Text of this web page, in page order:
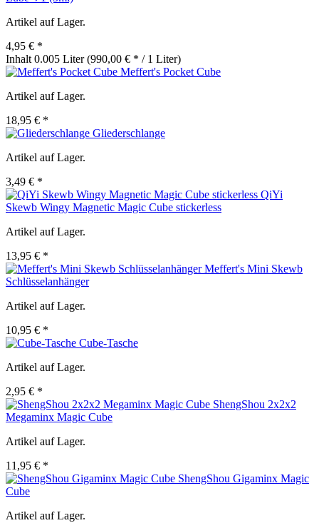
Artikel auf Lager.
4,95 € *
Inhalt 0.005 Liter(990,00 € * / 1 Liter)
Meffert's Pocket Cube
Artikel auf Lager.
18,95 € *
Gliederschlange
Artikel auf Lager.
3,49 € *
QiYi
Skewb Wingy Magnetic Magic Cube stickerless
Artikel auf Lager.
13,95 € *
Meffert's Mini Skewb
Schlüsselanhänger
Artikel auf Lager.
10,95 € *
Cube-Tasche
Artikel auf Lager.
2,95 € *
ShengShou 2x2x2
Megaminx Magic Cube
Artikel auf Lager.
11,95 € *
ShengShou Gigaminx Magic
Cube
Artikel auf Lager.